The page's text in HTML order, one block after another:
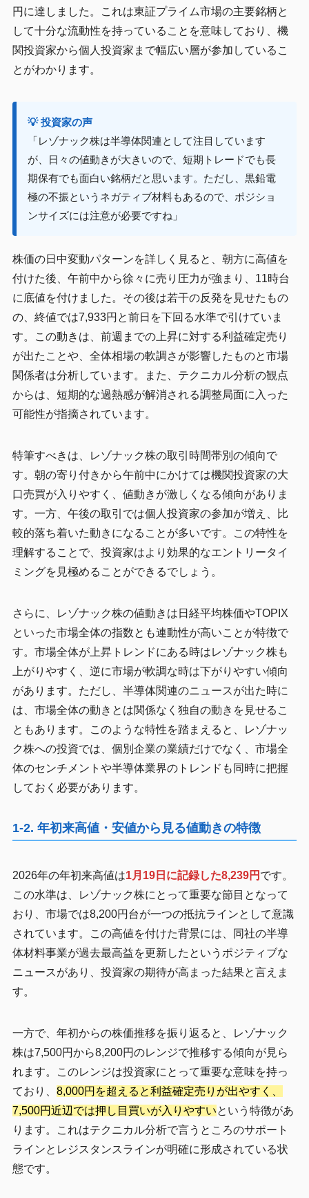
円に達しました。これは東証プライム市場の主要銘柄と
して十分な流動性を持っていることを意味しており、機
関投資家から個人投資家まで幅広い層が参加しているこ
とがわかります。
💡 投資家の声
「レゾナック株は半導体関連として注目しています
が、日々の値動きが大きいので、短期トレードでも長
期保有でも面白い銘柄だと思います。ただし、黒鉛電
極の不振というネガティブ材料もあるので、ポジショ
ンサイズには注意が必要ですね」
株価の日中変動パターンを詳しく見ると、朝方に高値を
付けた後、午前中から徐々に売り圧力が強まり、11時台
に底値を付けました。その後は若干の反発を見せたもの
の、終値では7,933円と前日を下回る水準で引けていま
す。この動きは、前週までの上昇に対する利益確定売り
が出たことや、全体相場の軟調さが影響したものと市場
関係者は分析しています。また、テクニカル分析の観点
からは、短期的な過熱感が解消される調整局面に入った
可能性が指摘されています。
特筆すべきは、レゾナック株の取引時間帯別の傾向で
す。朝の寄り付きから午前中にかけては機関投資家の大
口売買が入りやすく、値動きが激しくなる傾向がありま
す。一方、午後の取引では個人投資家の参加が増え、比
較的落ち着いた動きになることが多いです。この特性を
理解することで、投資家はより効果的なエントリータイ
ミングを見極めることができるでしょう。
さらに、レゾナック株の値動きは日経平均株価やTOPIX
といった市場全体の指数とも連動性が高いことが特徴で
す。市場全体が上昇トレンドにある時はレゾナック株も
上がりやすく、逆に市場が軟調な時は下がりやすい傾向
があります。ただし、半導体関連のニュースが出た時に
は、市場全体の動きとは関係なく独自の動きを見せるこ
ともあります。このような特性を踏まえると、レゾナッ
ク株への投資では、個別企業の業績だけでなく、市場全
体のセンチメントや半導体業界のトレンドも同時に把握
しておく必要があります。
1-2. 年初来高値・安値から見る値動きの特徴
2026年の年初来高値は1月19日に記録した8,239円 です。
この水準は、レゾナック株にとって重要な節目となって
おり、市場では8,200円台が一つの抵抗ラインとして意識
されています。この高値を付けた背景には、同社の半導
体材料事業が過去最高益を更新したというポジティブな
ニュースがあり、投資家の期待が高まった結果と言えま
す。
一方で、年初からの株価推移を振り返ると、レゾナック
株は7,500円から8,200円のレンジで推移する傾向が見ら
れます。このレンジは投資家にとって重要な意味を持っ
ており、 8,000円を超えると利益確定売りが出やすく、
7,500円近辺では押し目買いが入りやすいという特徴があ
ります。これはテクニカル分析で言うところのサポート
ラインとレジスタンスラインが明確に形成されている状
態です。